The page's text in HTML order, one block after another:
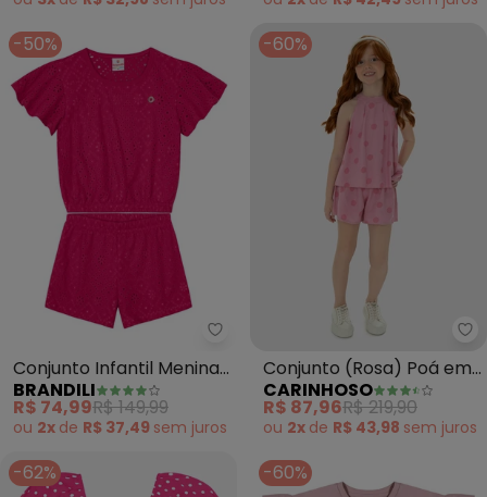
-50%
Conjunto Infantil Menina
em Malha (Rosa)
BRANDILI
R$ 74,99R$ 149,99
ou 2x de R$ 37,49 semjuros
-60%
Conjunto (Rosa) Poá em
Viscolinho Menina
CARINHOSO
R$ 87,96R$ 219,90
ou 2x de R$ 43,98 semjuros
-62% -60%